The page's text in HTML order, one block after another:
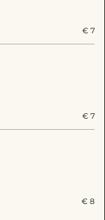
€ 7
€ 7
€ 8